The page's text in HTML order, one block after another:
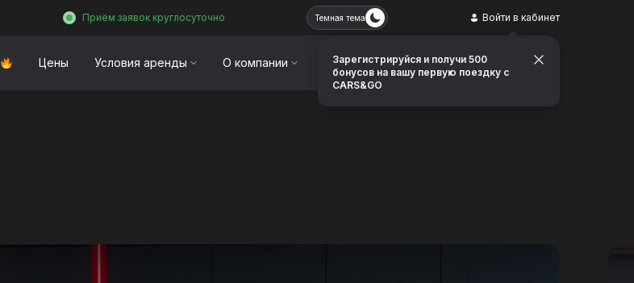
Цены Условия аренды О компании Контакты Заказать звонок
Приём заявок круглосуточно Темная тема Войти в кабинет
Зарегистрируйся и получи 500
бонусов на вашу первую поездку с
CARS&GO